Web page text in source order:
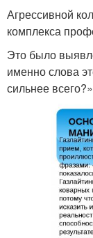
Агрессивной
комплекса
Это было
именно слова
сильнее всего?»